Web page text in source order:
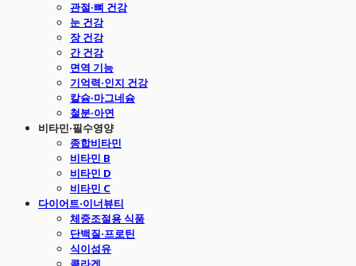
관절·뼈 건강
눈 건강
장 건강
간 건강
면역 기능
기억력·인지 건강
칼슘·마그네슘
철분·아연
비타민·필수영양
종합비타민
비타민 B
비타민 D
비타민 C
다이어트·이너뷰티
체중조절용 식품
단백질·프로틴
식이섬유